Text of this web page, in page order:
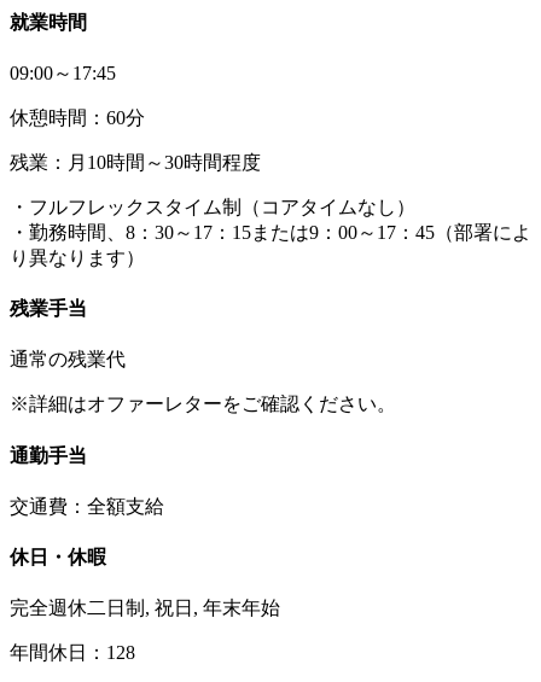
就業時間
09:00～17:45
休憩時間：60分
残業：月10時間～30時間程度
・フルフレックスタイム制（コアタイムなし）
・勤務時間、8：30～17：15または9：00～17：45（部署によ
り異なります）
残業手当
通常の残業代
※詳細はオファーレターをご確認ください。
通勤手当
交通費：全額支給
休日・休暇
完全週休二日制, 祝日, 年末年始
年間休日：128